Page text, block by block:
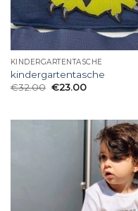
KINDERGARTENTASCHE
kindergartentasche
€32.00 €23.00